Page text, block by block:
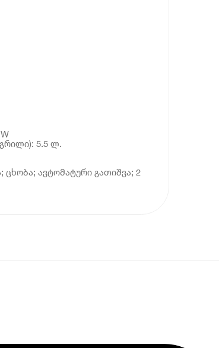
5.5 ლ.
ცხობა; ავტომატური გათიშვა; 2